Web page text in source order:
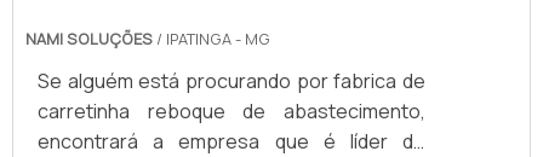
NAMI SOLUÇÕES / IPATINGA - MG
Se alguém está procurando por fabrica de
carretinha reboque de abastecimento,
encontrará a empresa que é líder do